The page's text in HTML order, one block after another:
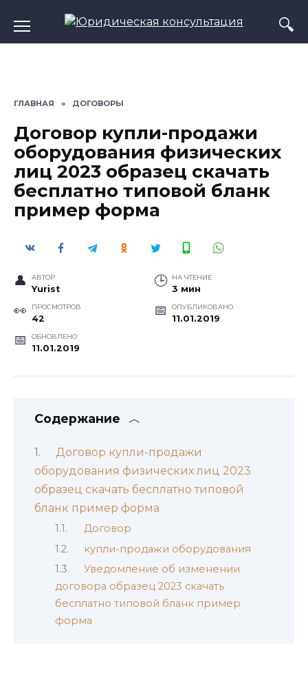
содержанию
ГЛАВНАЯ » ДОГОВОРЫ
Договор купли-продажи
оборудования физических
лиц 2023 образец скачать
бесплатно типовой бланк
пример форма
АВТОР
Yurist
НА ЧТЕНИЕ
3 мин
ПРОСМОТРОВ
42
ОПУБЛИКОВАНО
11.01.2019
ОБНОВЛЕНО
11.01.2019
Содержание
Договор купли-продажи
оборудования физических лиц 2023
образец скачать бесплатно типовой
бланк пример форма
Договор
купли-продажи оборудования
Уведомление об изменении
договора образец 2023 скачать
бесплатно типовой бланк пример
форма